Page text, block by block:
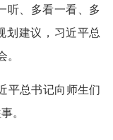
听、多看一看、多
划建议，习近平总
平总书记向师生们
。